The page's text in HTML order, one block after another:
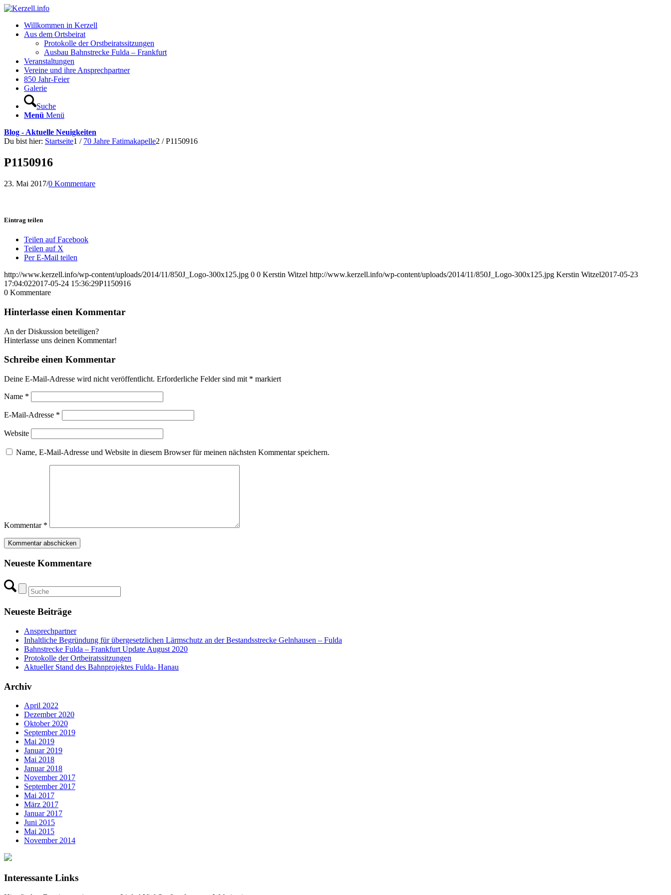
Willkommen in Kerzell
Aus dem Ortsbeirat
Protokolle der Orstbeiratssitzungen
Ausbau Bahnstrecke Fulda – Frankfurt
Veranstaltungen
Vereine und ihre Ansprechpartner
850 Jahr-Feier
Galerie
Suche
Menü Menü
Blog - Aktuelle Neuigkeiten
Du bist hier: Startseite1 / 70 Jahre Fatimakapelle2 / P1150916
P1150916
23. Mai 2017/0 Kommentare
Eintrag teilen
Teilen auf Facebook
Teilen auf X
Per E-Mail teilen
http://www.kerzell.info/wp-content/uploads/2014/11/850J_Logo-300x125.jpg 0 0 Kerstin Witzel http://www.kerzell.info/wp-content/uploads/2014/11/850J_Logo-300x125.jpg Kerstin Witzel2017-05-23
17:04:022017-05-24 15:36:29P1150916
0 Kommentare
Hinterlasse einen Kommentar
An der Diskussion beteiligen?
Hinterlasse uns deinen Kommentar!
Schreibe einen Kommentar
Deine E-Mail-Adresse wird nicht veröffentlicht. Erforderliche Felder sind mit * markiert
Name *
E-Mail-Adresse *
Website
Name, E-Mail-Adresse und Website in diesem Browser für meinen nächsten Kommentar speichern.
Kommentar *
Neueste Kommentare
Neueste Beiträge
Ansprechpartner
Inhaltliche Begründung für übergesetzlichen Lärmschutz an der Bestandsstrecke Gelnhausen – Fulda
Bahnstrecke Fulda – Frankfurt Update August 2020
Protokolle der Ortbeiratssitzungen
Aktueller Stand des Bahnprojektes Fulda- Hanau
Archiv
April 2022
Dezember 2020
Oktober 2020
September 2019
Mai 2019
Januar 2019
Mai 2018
Januar 2018
November 2017
September 2017
Mai 2017
März 2017
Januar 2017
Juni 2015
Mai 2015
November 2014
Interessante Links